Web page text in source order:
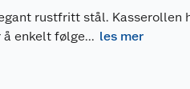
rustfritt stål. Kasserollen
å enkelt følge... les mer